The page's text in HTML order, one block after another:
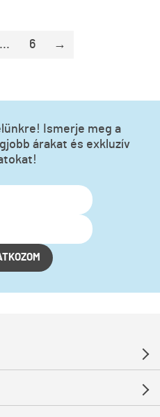
... 6 →
Ismerje meg a
árakat és exkluzív